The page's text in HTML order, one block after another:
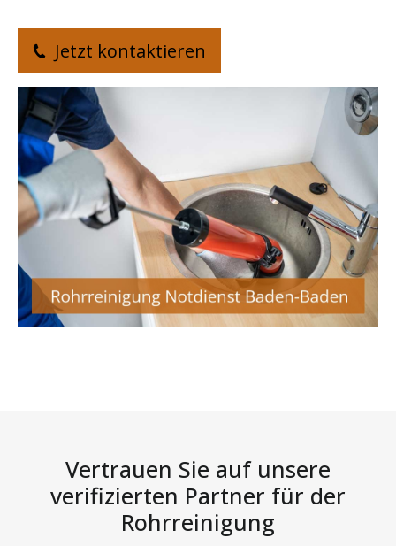
Jetzt kontaktieren
Vertrauen Sie auf unsere
verifizierten Partner für der
Rohrreinigung